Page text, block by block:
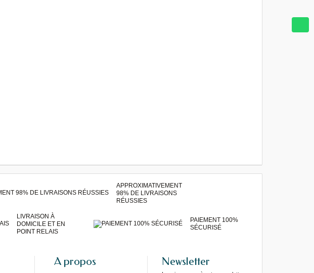
APPROXIMATIVEMENT
98% DE LIVRAISONS
RÉUSSIES
LIVRAISON À
DOMICILE ET EN
POINT RELAIS
PAIEMENT 100%
SÉCURISÉ
A propos Newsletter